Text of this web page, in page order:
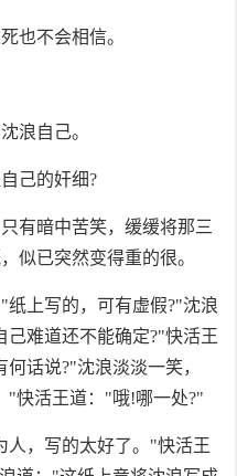
也不会相信。
浪自己。
己的奸细?
有暗中苦笑，缓缓将那三
似已突然变得重的很。
上写的，可有虚假?"沈浪
难道还不能确定?"快活王
话说?"沈浪淡淡一笑，
"快活王道："哦!哪一处?"
人，写的太好了。"快活王